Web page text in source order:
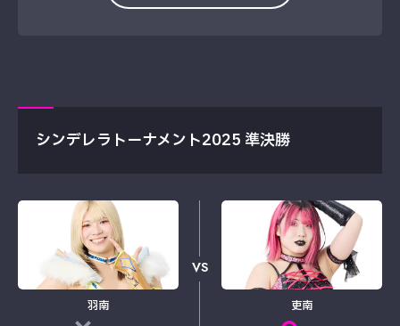
シンデレラトーナメント2025 準決勝
羽南
VS
吏南